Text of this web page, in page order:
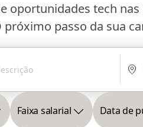
oportunidades tech
próximo passo da sua
Faixa salarial Data de